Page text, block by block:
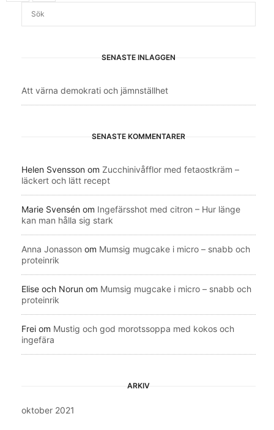
SENASTE INLÄGGEN
Att värna demokrati och jämnställhet
SENASTE KOMMENTARER
Helen Svensson om Zucchinivåfflor med fetaostkräm –
läckert och lätt recept
Marie Svensén om Ingefärsshot med citron – Hur länge
kan man hålla sig stark
Anna Jonasson om Mumsig mugcake i micro – snabb och
proteinrik
Elise och Norun om Mumsig mugcake i micro – snabb och
proteinrik
Frei om Mustig och god morotssoppa med kokos och
ingefära
ARKIV
oktober 2021